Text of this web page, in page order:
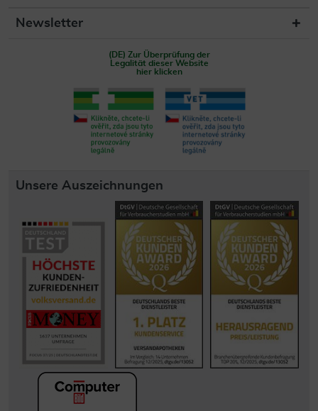
Newsletter
(DE) Zur Überprüfung der
Legalität dieser Website
hier klicken
Unsere Auszeichnungen